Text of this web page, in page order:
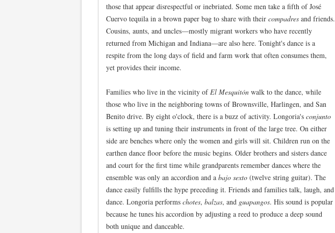
those that appear disrespectful or inebriated. Some men take a fifth of José
Cuervo tequila in a brown paper bag to share with their compadres and friends.
Cousins, aunts, and uncles—mostly migrant workers who have recently
returned from Michigan and Indiana—are also here. Tonight's dance is a
respite from the long days of field and farm work that often consumes them,
yet provides their income.
Families who live in the vicinity of El Mesquitón walk to the dance, while
those who live in the neighboring towns of Brownsville, Harlingen, and San
Benito drive. By eight o'clock, there is a buzz of activity. Longoria's conjunto
is setting up and tuning their instruments in front of the large tree. On either
side are benches where only the women and girls will sit. Children run on the
earthen dance floor before the music begins. Older brothers and sisters dance
and court for the first time while grandparents remember dances where the
ensemble was only an accordion and a bajo sexto (twelve string guitar). The
dance easily fulfills the hype preceding it. Friends and families talk, laugh, and
dance. Longoria performs chotes, balzas, and guapangos. His sound is popular
because he tunes his accordion by adjusting a reed to produce a deep sound
both unique and danceable.